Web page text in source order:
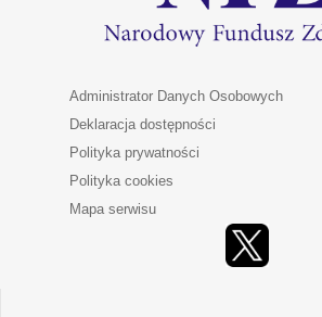
Administrator Danych Osobowych
Deklaracja dostępności
Polityka prywatności
Polityka cookies
Mapa serwisu